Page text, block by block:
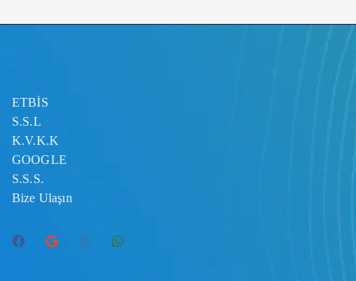
ETBİS
S.S.L
K.V.K.K
GOOGLE
S.S.S.
Bize Ulaşın